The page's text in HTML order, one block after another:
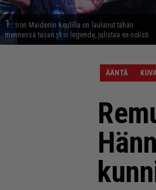
1. Iron Maidenin keulilla on laulanut tähän
mennessä tasan yksi legenda, julistaa ex-solisti
ÄÄNTÄ